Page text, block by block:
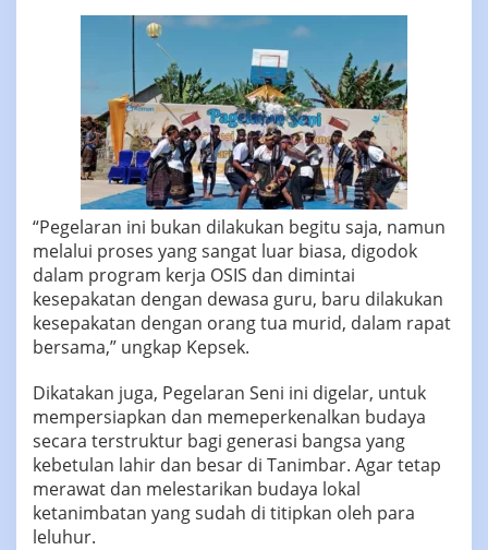
“Pegelaran ini bukan dilakukan begitu saja, namun
melalui proses yang sangat luar biasa, digodok
dalam program kerja OSIS dan dimintai
kesepakatan dengan dewasa guru, baru dilakukan
kesepakatan dengan orang tua murid, dalam rapat
bersama,” ungkap Kepsek.
Dikatakan juga, Pegelaran Seni ini digelar, untuk
mempersiapkan dan memeperkenalkan budaya
secara terstruktur bagi generasi bangsa yang
kebetulan lahir dan besar di Tanimbar. Agar tetap
merawat dan melestarikan budaya lokal
ketanimbatan yang sudah di titipkan oleh para
leluhur.